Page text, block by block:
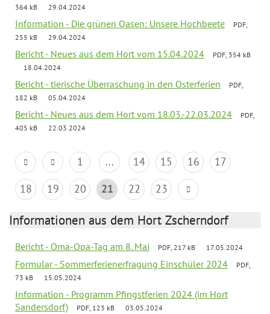
364 kB
29.04.2024
Information - Die grünen Oasen: Unsere Hochbeete
PDF,
255 kB
29.04.2024
Bericht - Neues aus dem Hort vom 15.04.2024
PDF, 354 kB
18.04.2024
Bericht - tierische Überraschung in den Osterferien
PDF,
182 kB
05.04.2024
Bericht - Neues aus dem Hort vom 18.03.-22.03.2024
PDF,
405 kB
22.03.2024
1 ... 14 15 16
17
18
19 20 21 22 23
Informationen aus dem Hort Zscherndorf
Bericht - Oma-Opa-Tag am 8. Mai PDF, 217 kB 17.05.2024
Formular - Sommerferienerfragung Einschüler 2024
PDF,
73 kB
15.05.2024
Information - Programm Pfingstferien 2024 (im Hort
Sandersdorf)
PDF, 123 kB 03.05.2024